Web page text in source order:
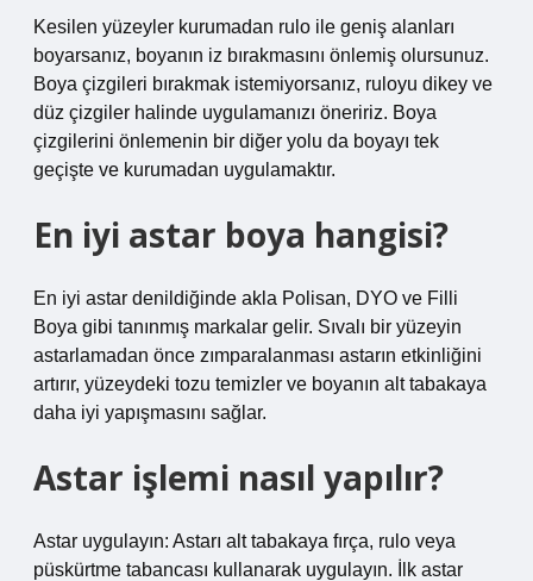
Kesilen yüzeyler kurumadan rulo ile geniş alanları
boyarsanız, boyanın iz bırakmasını önlemiş olursunuz.
Boya çizgileri bırakmak istemiyorsanız, ruloyu dikey ve
düz çizgiler halinde uygulamanızı öneririz. Boya
çizgilerini önlemenin bir diğer yolu da boyayı tek
geçişte ve kurumadan uygulamaktır.
En iyi astar boya hangisi?
En iyi astar denildiğinde akla Polisan, DYO ve Filli
Boya gibi tanınmış markalar gelir. Sıvalı bir yüzeyin
astarlamadan önce zımparalanması astarın etkinliğini
artırır, yüzeydeki tozu temizler ve boyanın alt tabakaya
daha iyi yapışmasını sağlar.
Astar işlemi nasıl yapılır?
Astar uygulayın: Astarı alt tabakaya fırça, rulo veya
püskürtme tabancası kullanarak uygulayın. İlk astar